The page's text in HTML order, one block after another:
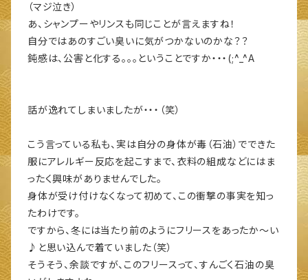
（マジ泣き）
あ、シャンプーやリンスも同じことが言えますね！
自分ではあのすごい臭いに気がつかないのかな？？
鈍感は、公害と化する。。。ということですか・・・(;^_^A
話が逸れてしまいましたが・・・（笑）
こう言っている私も、実は自分の身体が毒（石油）でできた
服にアレルギー反応を起こすまで、衣料の組成などにはま
ったく興味がありませんでした。
身体が受け付けなくなって初めて、この衝撃の事実を知っ
たわけです。
ですから、冬には当たり前のようにフリースをあったか～い
♪と思い込んで着ていました（笑）
そうそう、余談ですが、このフリースって、すんごく石油の臭